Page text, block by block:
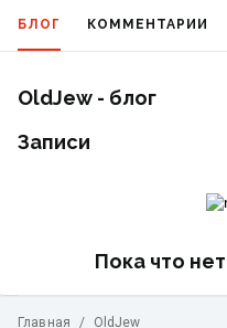
БЛОГ КОММЕНТАРИИ
OldJew - блог
Записи
Пока что
Главная / OldJew